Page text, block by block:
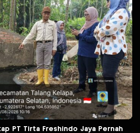
PT Tirta Freshindo Jaya Pernah